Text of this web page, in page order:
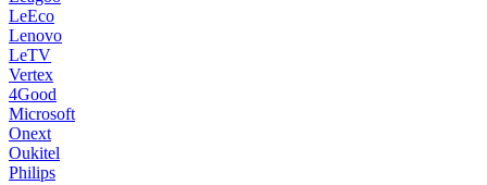
LeEco
Lenovo
LeTV
Vertex
4Good
Microsoft
Onext
Oukitel
Philips